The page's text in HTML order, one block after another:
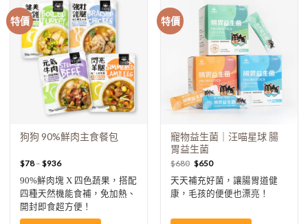
特價
狗狗 90%鮮肉主食餐包
$78–$936
90%鮮肉塊 X 四色蔬果，搭配
四種天然機能食補，免加熱、
開封即食超方便！
特價
寵物益生菌｜汪喵星球 腸
胃益生菌
$680 $650
天天補充好菌，讓腸胃道健
康，毛孩的便便也漂亮！